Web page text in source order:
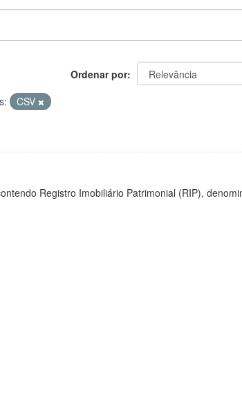
Ordenar por
CSV
Registro Imobiliário Patrimonial (RIP),